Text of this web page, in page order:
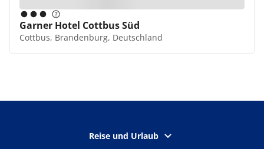
Garner Hotel Cottbus Süd
Cottbus, Brandenburg, Deutschland
Reise und Urlaub